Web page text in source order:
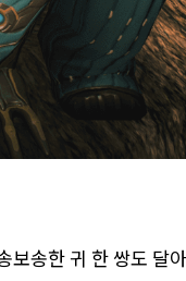
보송한 귀 한 쌍도 달